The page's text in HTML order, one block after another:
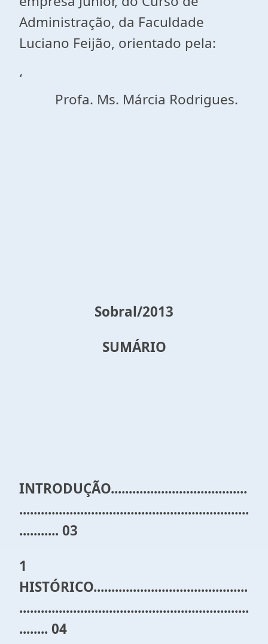
Administração, da Faculdade
Luciano Feijão, orientado pela:
‘
Profa. Ms. Márcia Rodrigues.
Sobral/2013
SUMÁRIO
INTRODUÇÃO......................................
................................................................
........... 03
1
HISTÓRICO...........................................
................................................................
........ 04